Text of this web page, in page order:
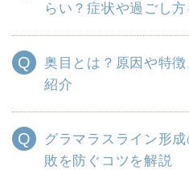
らい？症状や過ごし
奥目とは？原因や特
紹介
グラマラスライン形
敗を防ぐコツを解説